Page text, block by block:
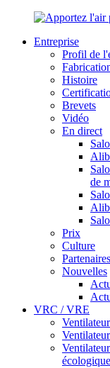
Entreprise
Profil de
Histoire
Brevets
Vidéo
En direct
de
Prix
Culture
Partenaires
Nouvelles
VRC / VRE
écologique